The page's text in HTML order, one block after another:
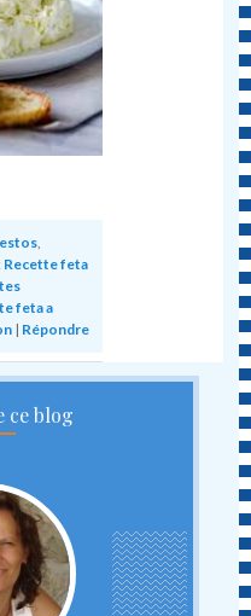
Recette feta
feta a
| Répondre
ce blog